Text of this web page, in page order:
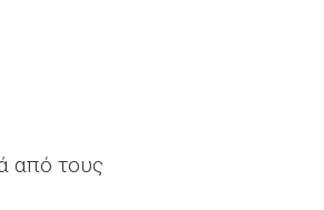
από τους